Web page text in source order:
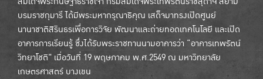
บรมราชกุมารี ได้มีพระมหากรุณาธิคุณ เสด็จมาทรงเปิดศูนย์
นานาชาติสิรินธรเพื่อการวิจัย พัฒนาและถ่ายทอดเทคโนโลยี และเปิด
อาคารการเรียนรู้ ซึ่งได้รับพระราชทานนามอาคารว่า “อาคารเทพรัตน์
วิทยาโชติ" เมื่อวันที่ 19 พฤษภาคม พ.ศ.2549 ณ มหาวิทยาลัย
เกษตรศาสตร์ บางเขน